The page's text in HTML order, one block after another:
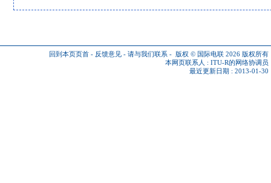
回到本页页首 - 反馈意见 - 请与我们联系 - 版权 © 国际电联 2026 版权所有
本网页联系人 : ITU-R的网络协调员
最近更新日期 : 2013-01-30